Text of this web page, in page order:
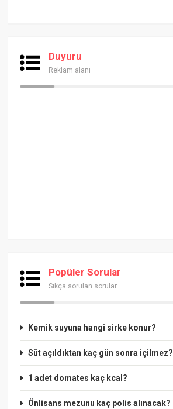
Duyuru
Reklam alanı
Popüler Sorular
Sıkça sorulan sorular
Kemik suyuna hangi sirke konur?
Süt açıldıktan kaç gün sonra içilmez?
1 adet domates kaç kcal?
Önlisans mezunu kaç polis alınacak?